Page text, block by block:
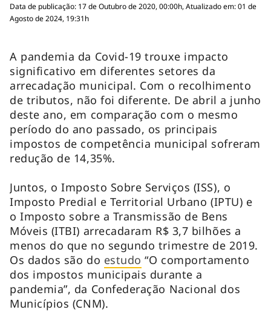
Data de publicação: 17 de Outubro de 2020, 00:00h, Atualizado em: 01 de
Agosto de 2024, 19:31h
A pandemia da Covid-19 trouxe impacto
significativo em diferentes setores da
arrecadação municipal. Com o recolhimento
de tributos, não foi diferente. De abril a junho
deste ano, em comparação com o mesmo
período do ano passado, os principais
impostos de competência municipal sofreram
redução de 14,35%.
Juntos, o Imposto Sobre Serviços (ISS), o
Imposto Predial e Territorial Urbano (IPTU) e
o Imposto sobre a Transmissão de Bens
Móveis (ITBI) arrecadaram R$ 3,7 bilhões a
menos do que no segundo trimestre de 2019.
Os dados são do estudo “O comportamento
dos impostos municipais durante a
pandemia”, da Confederação Nacional dos
Municípios (CNM).